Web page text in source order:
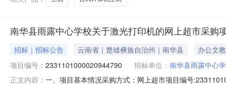
南华县雨露中心学校关于激光打印机的网上超市采购
招标｜招标公告 云南省｜楚雄彝族自治州｜南华县
办公文教
项目编号： 2331101000020944790 招标单位： 南华县雨露中心
正文内容： 一、项目基本情况采购方式：网上超市项目编号